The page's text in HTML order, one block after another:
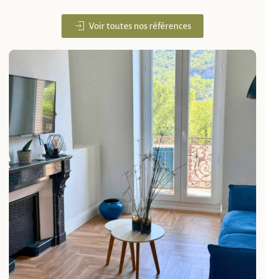
Voir toutes nos références